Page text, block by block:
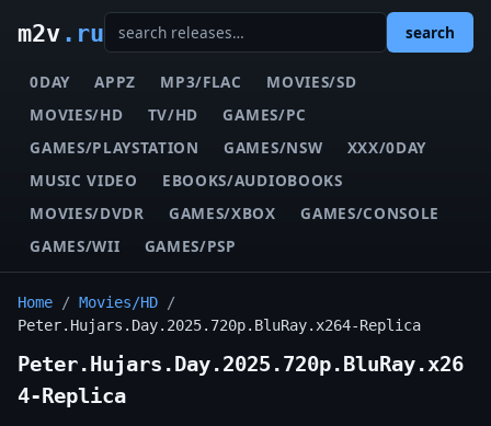
m2v.ru search
0DAY APPZ MP3/FLAC
MOVIES/SD
MOVIES/HD
TV/HD
GAMES/PC
GAMES/PLAYSTATION
GAMES/NSW
XXX/0DAY
MUSIC VIDEO
EBOOKS/AUDIOBOOKS
MOVIES/DVDR
GAMES/XBOX
GAMES/CONSOLE
GAMES/WII
GAMES/PSP
Home / Movies/HD /
Peter.Hujars.Day.2025.720p.BluRay.x264-Replica
Peter.Hujars.Day.2025.720p.BluRay.x26
4-Replica